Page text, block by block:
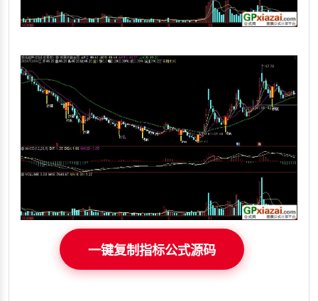
一键复制指标公式源码